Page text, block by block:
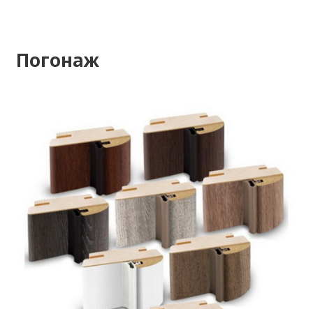
Погонаж